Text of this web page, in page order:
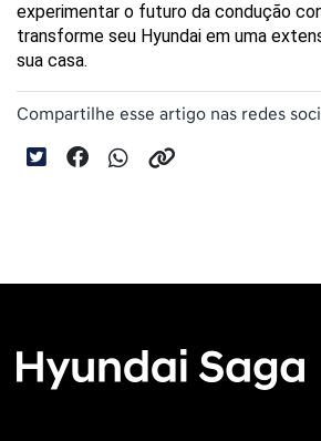
experimentar o futuro da condução
transforme seu Hyundai em uma
sua casa.
Compartilhe esse artigo nas redes